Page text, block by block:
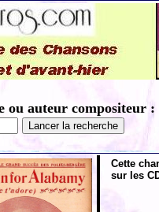
ou auteur compositeur :
Cette
sur les